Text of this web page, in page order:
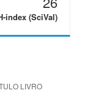
index (SciVal)